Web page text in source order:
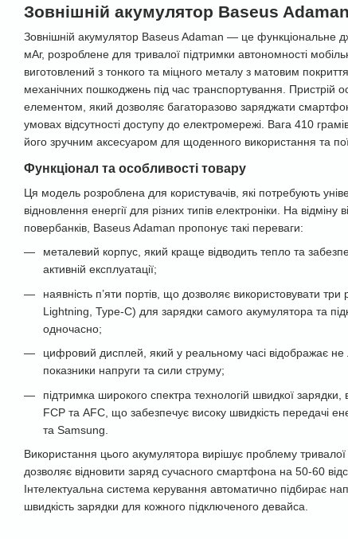
Зовнішній акумулятор Baseus
Зовнішній акумулятор Baseus Adaman — це функціональне
мАг, розроблене для тривалої підтримки автономності
виготовлений з тонкого та міцного металу з матовим
механічних пошкоджень під час транспортування. Пристрій
елементом, який дозволяє багаторазово заряджати
умовах відсутності доступу до електромережі. Вага 410
його зручним аксесуаром для щоденного використання та
Функціонал та особливості товару
Ця модель розроблена для користувачів, які потребують
відновлення енергії для різних типів електроніки. На відміну
повербанків, Baseus Adaman пропонує такі переваги:
металевий корпус, який краще відводить тепло та
активній експлуатації;
наявність п’яти портів, що дозволяє використовувати три
Lightning, Type-C) для зарядки самого акумулятора та
одночасно;
цифровий дисплей, який у реальному часі відображає не
показники напруги та сили струму;
підтримка широкого спектра технологій швидкої
FCP та AFC, що забезпечує високу швидкість передачі
та Samsung.
Використання цього акумулятора вирішує проблему
дозволяє відновити заряд сучасного смартфона на 50-60
Інтелектуальна система керування автоматично підбирає
швидкість зарядки для кожного підключеного девайса.